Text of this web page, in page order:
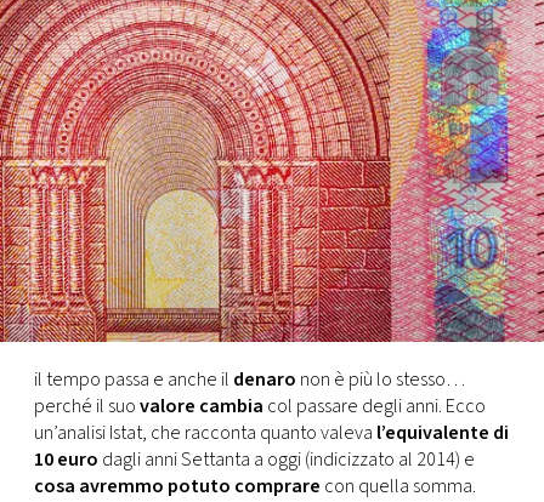
EVENTI
VIDEO
TV
PRINCIPATO
DI
MONACO
RMC
CONSIGLIA
il tempo passa e anche il denaro non è più lo stesso…
perché il suovalore cambia col passare degli anni. Ecco
un’analisi Istat, che racconta quanto valeva l’equivalente di
10 euro dagli anni Settanta a oggi (indicizzato al 2014) e
cosa avremmo potuto comprare con quella somma.